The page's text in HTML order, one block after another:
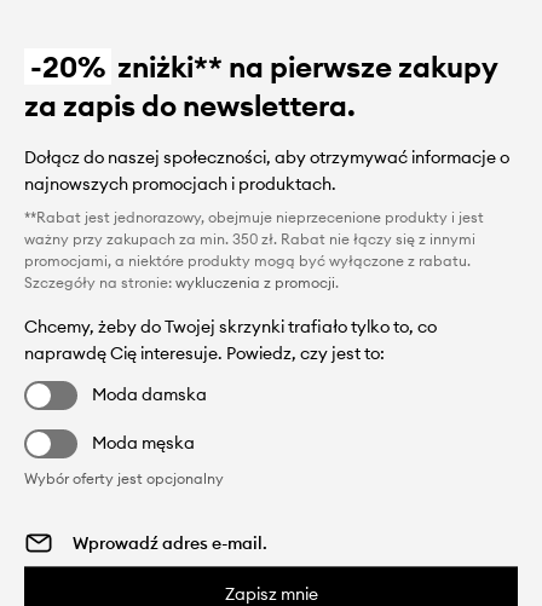
-20% zniżki** na pierwsze zakupy
za zapis do newslettera.
Dołącz do naszej społeczności, aby otrzymywać informacje o
najnowszych promocjach i produktach.
**Rabat jest jednorazowy, obejmuje nieprzecenione produkty i jest
ważny przy zakupach za min. 350 zł. Rabat nie łączy się z innymi
promocjami, a niektóre produkty mogą być wyłączone z rabatu.
Szczegóły na stronie: wykluczenia z promocji.
Chcemy, żeby do Twojej skrzynki trafiało tylko to, co
naprawdę Cię interesuje. Powiedz, czy jest to:
Moda damska
Moda męska
Wybór oferty jest opcjonalny
Zapisz mnie